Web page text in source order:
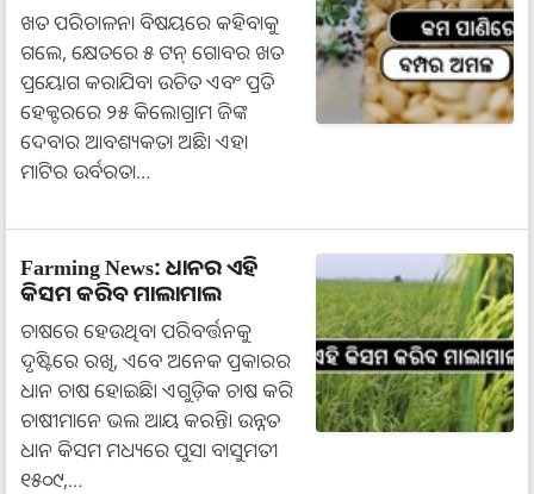
ଖତ ପରିଚାଳନା ବିଷୟରେ କହିବାକୁ
ଗଲେ, କ୍ଷେତରେ ୫ ଟନ୍ ଗୋବର ଖତ
ପ୍ରୟୋଗ କରାଯିବା ଉଚିତ ଏବଂ ପ୍ରତି
ହେକ୍ଟରରେ ୨୫ କିଲୋଗ୍ରାମ ଜିଙ୍କ
ଦେବାର ଆବଶ୍ୟକତା ଅଛି। ଏହା
ମାଟିର ଉର୍ବରତା…
Farming News: ଧାନର ଏହି
କିସମ କରିବ ମାଲାମାଲ
ଚାଷରେ ହେଉଥିବା ପରିବର୍ତ୍ତନକୁ
ଦୃଷ୍ଟିରେ ରଖି, ଏବେ ଅନେକ ପ୍ରକାରର
ଧାନ ଚାଷ ହୋଇଛି। ଏଗୁଡ଼ିକ ଚାଷ କରି
ଚାଷୀମାନେ ଭଲ ଆୟ କରନ୍ତି। ଉନ୍ନତ
ଧାନ କିସମ ମଧ୍ୟରେ ପୁସା ବାସୁମତୀ
୧୫୦୯,…